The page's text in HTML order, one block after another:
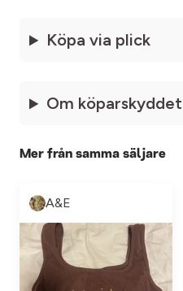
Köpa via plick
Om köparskyddet
Mer från samma säljare
A&E